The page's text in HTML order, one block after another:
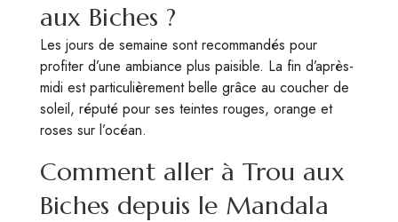
aux Biches ?
Les jours de semaine sont recommandés pour
profiter d’une ambiance plus paisible. La fin d’après-
midi est particulièrement belle grâce au coucher de
soleil, réputé pour ses teintes rouges, orange et
roses sur l’océan.
Comment aller à Trou aux
Biches depuis le Mandala